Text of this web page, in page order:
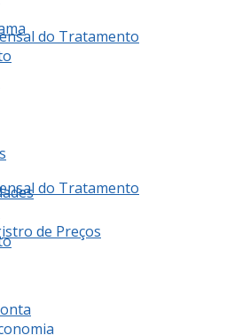
do Tratamento
do Tratamento
de Preços